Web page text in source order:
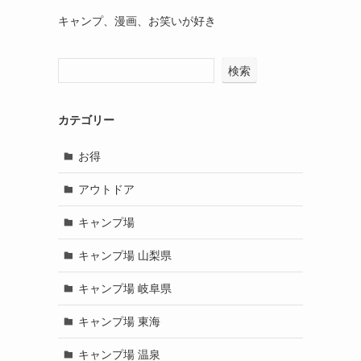
キャンプ、漫画、お笑いが好き
検索
カテゴリー
お得
アウトドア
キャンプ場
キャンプ場 山梨県
キャンプ場 岐阜県
キャンプ場 東海
キャンプ場 温泉